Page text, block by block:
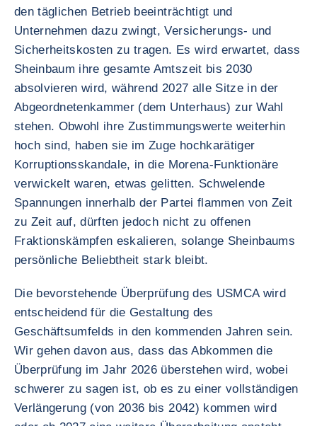
den täglichen Betrieb beeinträchtigt und
Unternehmen dazu zwingt, Versicherungs- und
Sicherheitskosten zu tragen. Es wird erwartet, dass
Sheinbaum ihre gesamte Amtszeit bis 2030
absolvieren wird, während 2027 alle Sitze in der
Abgeordnetenkammer (dem Unterhaus) zur Wahl
stehen. Obwohl ihre Zustimmungswerte weiterhin
hoch sind, haben sie im Zuge hochkarätiger
Korruptionsskandale, in die Morena-Funktionäre
verwickelt waren, etwas gelitten. Schwelende
Spannungen innerhalb der Partei flammen von Zeit
zu Zeit auf, dürften jedoch nicht zu offenen
Fraktionskämpfen eskalieren, solange Sheinbaums
persönliche Beliebtheit stark bleibt.
Die bevorstehende Überprüfung des USMCA wird
entscheidend für die Gestaltung des
Geschäftsumfelds in den kommenden Jahren sein.
Wir gehen davon aus, dass das Abkommen die
Überprüfung im Jahr 2026 überstehen wird, wobei
schwerer zu sagen ist, ob es zu einer vollständigen
Verlängerung (von 2036 bis 2042) kommen wird